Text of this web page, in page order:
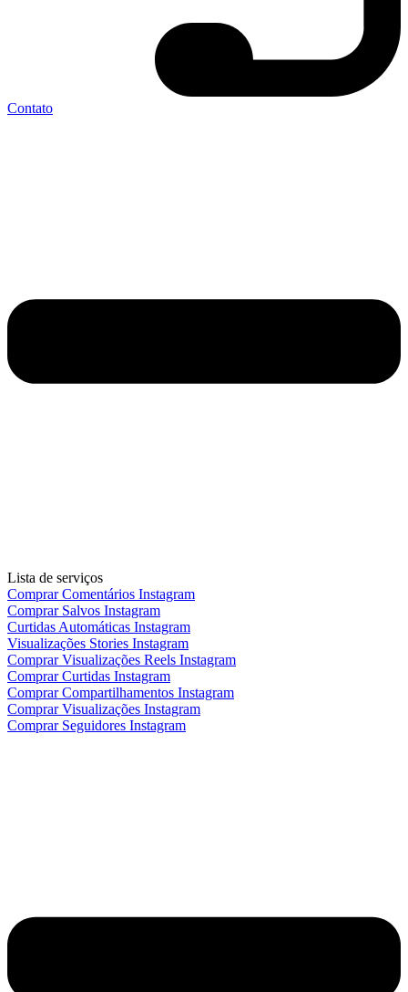
Contato
Lista de serviços
Comprar Comentários Instagram
Comprar Salvos Instagram
Curtidas Automáticas Instagram
Visualizações Stories Instagram
Comprar Visualizações Reels Instagram
Comprar Curtidas Instagram
Comprar Compartilhamentos Instagram
Comprar Visualizações Instagram
Comprar Seguidores Instagram